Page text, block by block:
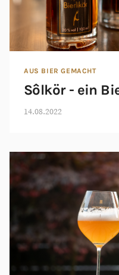
AUS BIER GEMACHT
Sôlkör - ein
14.08.2022